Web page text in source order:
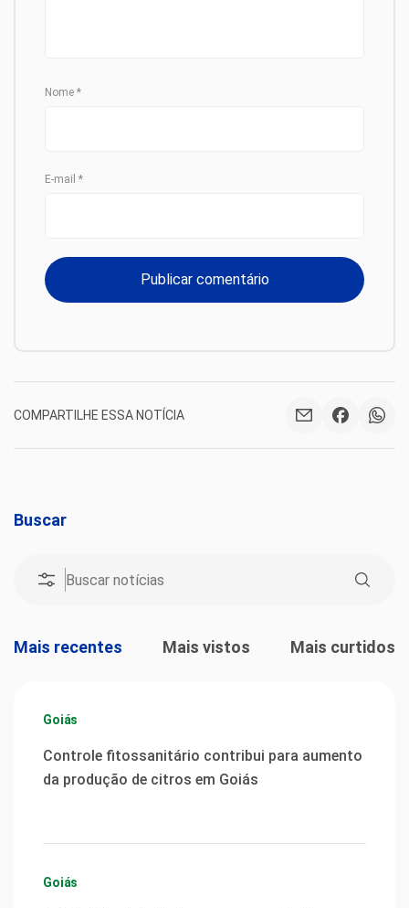
Nome *
E-mail *
COMPARTILHE ESSA NOTÍCIA
Buscar
Mais recentes Mais vistos Mais curtidos
Goiás
Controle fitossanitário contribui para aumento
da produção de citros em Goiás
Goiás